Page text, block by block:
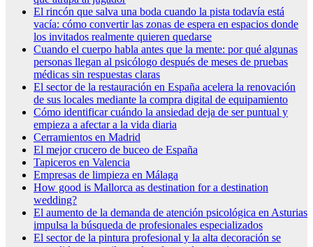
El rincón que salva una boda cuando la pista todavía está
vacía: cómo convertir las zonas de espera en espacios donde
los invitados realmente quieren quedarse
Cuando el cuerpo habla antes que la mente: por qué algunas
personas llegan al psicólogo después de meses de pruebas
médicas sin respuestas claras
El sector de la restauración en España acelera la renovación
de sus locales mediante la compra digital de equipamiento
Cómo identificar cuándo la ansiedad deja de ser puntual y
empieza a afectar a la vida diaria
Cerramientos en Madrid
El mejor crucero de buceo de España
Tapiceros en Valencia
Empresas de limpieza en Málaga
How good is Mallorca as destination for a destination
wedding?
El aumento de la demanda de atención psicológica en Asturias
impulsa la búsqueda de profesionales especializados
El sector de la pintura profesional y la alta decoración se